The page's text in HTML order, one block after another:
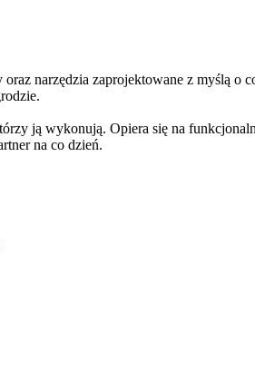
narzędzia zaprojektowane z myślą o
ją wykonują. Opiera się na
na co dzień.